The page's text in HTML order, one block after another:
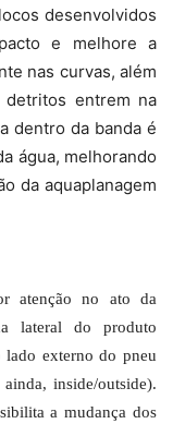
desenvolvidos
e melhore a
nas curvas, além
entrem na
dentro da banda é
água, melhorando
da aquaplanagem
atenção no ato da
lateral do produto
externo do pneu
inside/outside).
a mudança dos